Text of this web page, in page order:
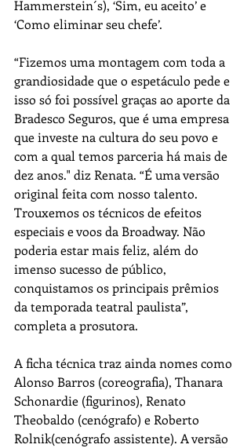
Hammerstein´s), ‘Sim, eu aceito’ e
‘Como eliminar seu chefe’.
“Fizemos uma montagem com toda a
grandiosidade que o espetáculo pede e
isso só foi possível graças ao aporte da
Bradesco Seguros, que é uma empresa
que investe na cultura do seu povo e
com a qual temos parceria há mais de
dez anos." diz Renata. “É uma versão
original feita com nosso talento.
Trouxemos os técnicos de efeitos
especiais e voos da Broadway. Não
poderia estar mais feliz, além do
imenso sucesso de público,
conquistamos os principais prêmios
da temporada teatral paulista”,
completa a prosutora.
A ficha técnica traz ainda nomes como
Alonso Barros (coreografia), Thanara
Schonardie (figurinos), Renato
Theobaldo (cenógrafo) e Roberto
Rolnik(cenógrafo assistente). A versão